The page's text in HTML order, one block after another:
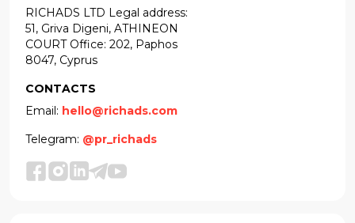
RICHADS LTD Legal address:
51, Griva Digeni, ATHINEON
COURT Office: 202, Paphos
8047, Cyprus
CONTACTS
Email: hello@richads.com
Telegram: @pr_richads